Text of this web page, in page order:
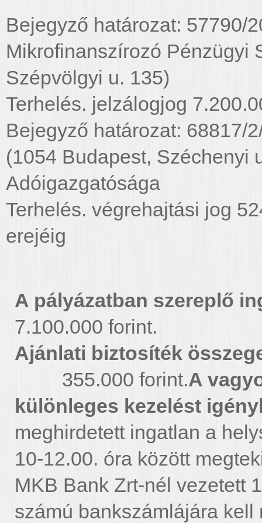
Bejegyző határozat: 57790/
Mikrofinanszírozó Pénzügyi
Szépvölgyi u. 135)
Terhelés. jelzálogjog
Bejegyző határozat: 68817/
(1054 Budapest, Széchenyi
Adóigazgatósága
Terhelés. végrehajtási jog
erejéig
A pályázatban szereplő
7.100.000 forint.
Ajánlati biztosíték
355.000 forint.A
különleges kezelést
meghirdetett ingatlan a
10-12.00. óra között
MKB Bank Zrt-nél vezetett
számú bankszámlájára kell